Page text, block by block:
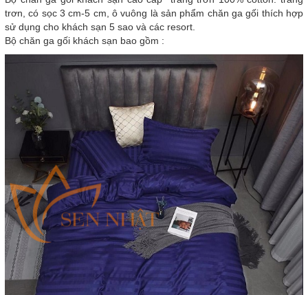
trơn, có sọc 3 cm-5 cm, ô vuông là sản phẩm chăn ga gối thích hợp
sử dụng cho khách sạn 5 sao và các resort.
Bộ chăn ga gối khách sạn bao gồm :